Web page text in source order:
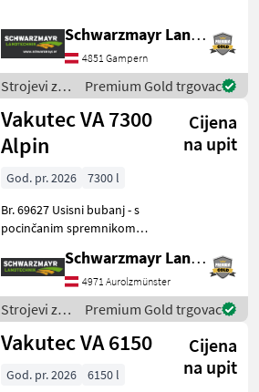
samonosiva posuda od
valovitog čeličnog lima s
kontinuiranim okvirom, Ø
1400 mm - Slijepe pr
Schwarzmayr Landtechnik GmbH - Gampern
4851 Gampern
Strojevi za
đubrenje,
gnojenje i
navodnjavanje
/ Vakutec
Premium Gold trgovac
Vakutec VA 7300
Alpin
Cijena
na upit
God. pr. 2026
7300 l
Br. 69627 Usisni bubanj - s
pocinčanim spremnikom
pregradnom pločom - s
kompresorom VA 58 s
usisnim kapacitetom od
5800 l/min - s usisnim
priklju
Schwarzmayr Landtechnik GmbH - Aurolzmünster
4971 Aurolzmünster
Strojevi za
đubrenje,
gnojenje i
/ Vakutec
Premium Gold trgovac
Vakutec VA 6150
Cijena
na upit
God. pr. 2026 6150 l